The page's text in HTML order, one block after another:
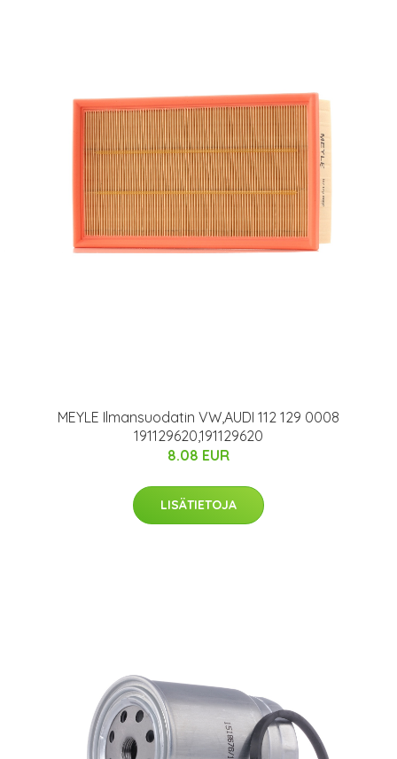
MEYLE Ilmansuodatin VW,AUDI 112 129 0008
191129620,191129620
8.08 EUR
LISÄTIETOJA